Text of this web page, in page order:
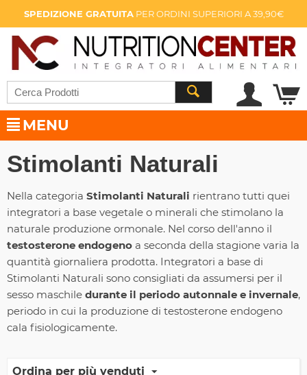
SPEDIZIONE GRATUITAPER ORDINI SUPERIORI A 39,90€
MENU
Stimolanti Naturali
Nella categoria Stimolanti Naturali rientrano tutti quei
integratori a base vegetale o minerali che stimolano la
naturale produzione ormonale. Nel corso dell'anno il
testosterone endogeno a seconda della stagione varia la
quantità giornaliera prodotta. Integratori a base di
Stimolanti Naturali sono consigliati da assumersi per il
sesso maschile durante il periodo autonnale e invernale,
periodo in cui la produzione di testosterone endogeno
cala fisiologicamente.
Ordina per più venduti